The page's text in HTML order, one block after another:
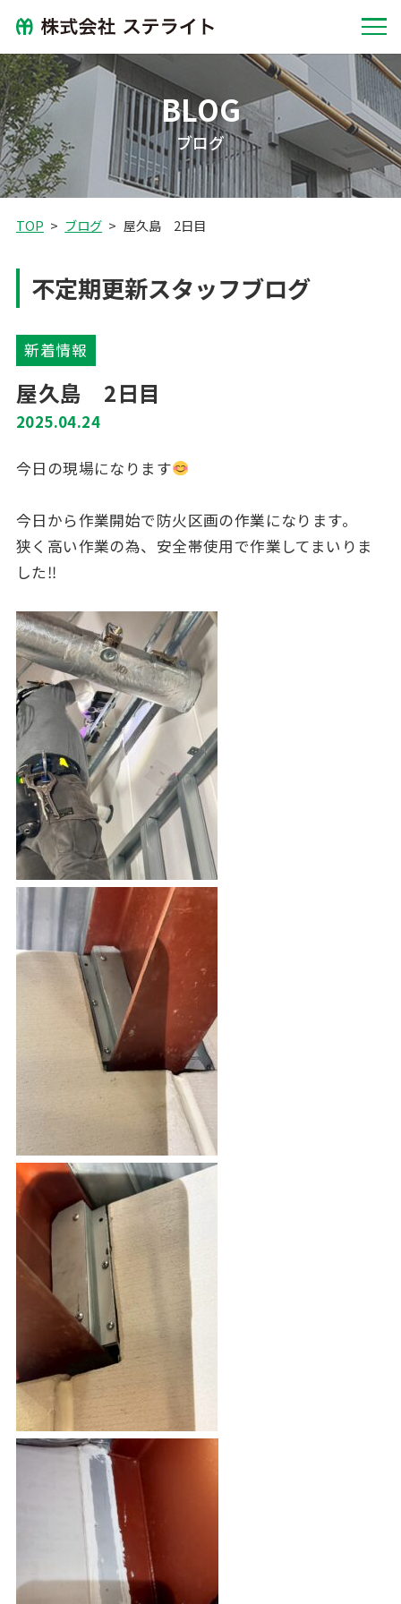
BLOG
ブログ
TOP ブログ 屋久島 2日目
不定期更新スタッフブログ
新着情報
屋久島 2日目
2025.04.24
今日の現場になります
今日から作業開始で防火区画の作業になります。
狭く高い作業の為、安全帯使用で作業してまいりま
した‼